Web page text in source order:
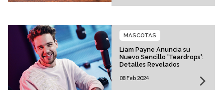
Liam Payne Anuncia su
Nuevo Sencillo 'Teardrops':
Detalles Revelados
MASCOTAS
08 Feb 2024